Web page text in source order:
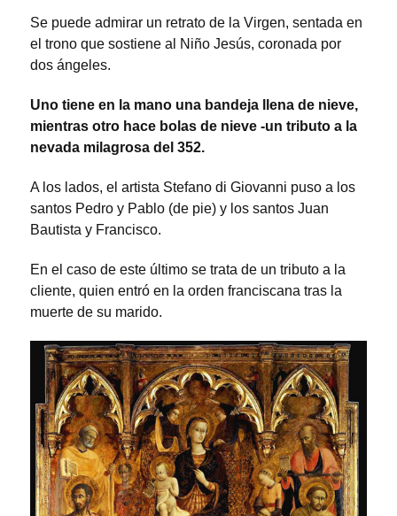
Se puede admirar un retrato de la Virgen, sentada en
el trono que sostiene al Niño Jesús, coronada por
dos ángeles.
Uno tiene en la mano una bandeja llena de nieve,
mientras otro hace bolas de nieve -un tributo a la
nevada milagrosa del 352.
A los lados, el artista Stefano di Giovanni puso a los
santos Pedro y Pablo (de pie) y los santos Juan
Bautista y Francisco.
En el caso de este último se trata de un tributo a la
cliente, quien entró en la orden franciscana tras la
muerte de su marido.